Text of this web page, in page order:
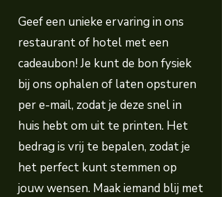
Geef een unieke ervaring in ons
restaurant of hotel met een
cadeaubon! Je kunt de bon fysiek
bij ons ophalen of laten opsturen
per e-mail, zodat je deze snel in
huis hebt om uit te printen. Het
bedrag is vrij te bepalen, zodat je
het perfect kunt stemmen op
jouw wensen. Maak iemand blij met